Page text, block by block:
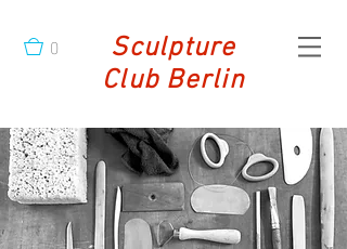
0
Sculpture
Club Berlin